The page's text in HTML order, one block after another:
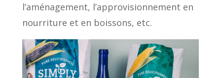
l’aménagement, l’approvisionnement en
nourriture et en boissons, etc.